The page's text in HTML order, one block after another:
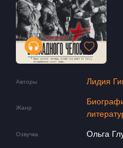
Авторы Лидия
Жанр
Озвучка Ольга